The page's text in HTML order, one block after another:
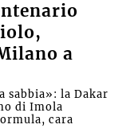
a
la Dakar
di Imola
cara